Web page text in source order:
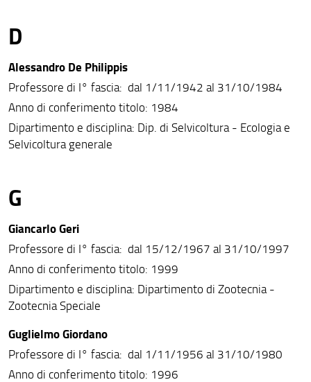
D
Alessandro De Philippis
Professore di I° fascia: dal 1/11/1942 al 31/10/1984
Anno di conferimento titolo: 1984
Dipartimento e disciplina: Dip. di Selvicoltura - Ecologia e
Selvicoltura generale
G
Giancarlo Geri
Professore di I° fascia: dal 15/12/1967 al 31/10/1997
Anno di conferimento titolo: 1999
Dipartimento e disciplina: Dipartimento di Zootecnia -
Zootecnia Speciale
Guglielmo Giordano
Professore di I° fascia: dal 1/11/1956 al 31/10/1980
Anno di conferimento titolo: 1996